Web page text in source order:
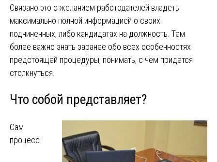
Связано это с желанием работодателей владеть
максимально полной информацией о своих
подчиненных, либо кандидатах на должность. Тем
более важно знать заранее обо всех особенностях
предстоящей процедуры, понимать, с чем придется
столкнуться.
Что собой представляет?
Сам
процесс